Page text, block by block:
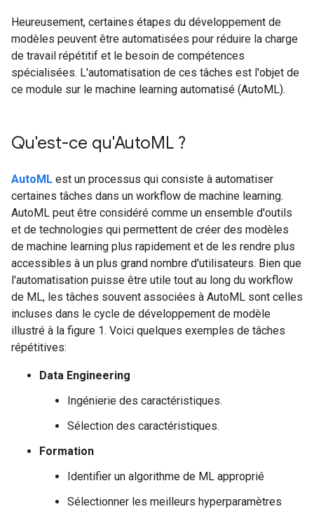
Heureusement, certaines étapes du développement de
modèles peuvent être automatisées pour réduire la charge
de travail répétitif et le besoin de compétences
spécialisées. L'automatisation de ces tâches est l'objet de
ce module sur le machine learning automatisé (AutoML).
Qu'est-ce qu'AutoML ?
AutoML est un processus qui consiste à automatiser
certaines tâches dans un workflow de machine learning.
AutoML peut être considéré comme un ensemble d'outils
et de technologies qui permettent de créer des modèles
de machine learning plus rapidement et de les rendre plus
accessibles à un plus grand nombre d'utilisateurs. Bien que
l'automatisation puisse être utile tout au long du workflow
de ML, les tâches souvent associées à AutoML sont celles
incluses dans le cycle de développement de modèle
illustré à la figure 1. Voici quelques exemples de tâches
répétitives:
Data Engineering
Ingénierie des caractéristiques.
Sélection des caractéristiques.
Formation
Identifier un algorithme de ML approprié
Sélectionner les meilleurs hyperparamètres